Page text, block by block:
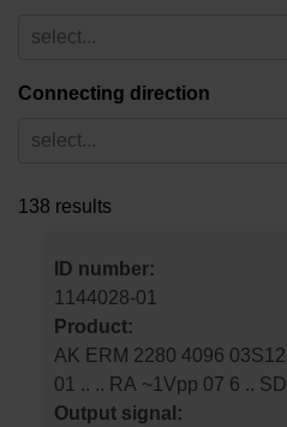
select...
Connecting direction
select...
138 results
ID number:
1144028-01
Product:
AK ERM 2280 4096 03S12-03 R 1.00 01 17 67
01 .. .. RA ~1Vpp 07 6 .. SD
Output signal: